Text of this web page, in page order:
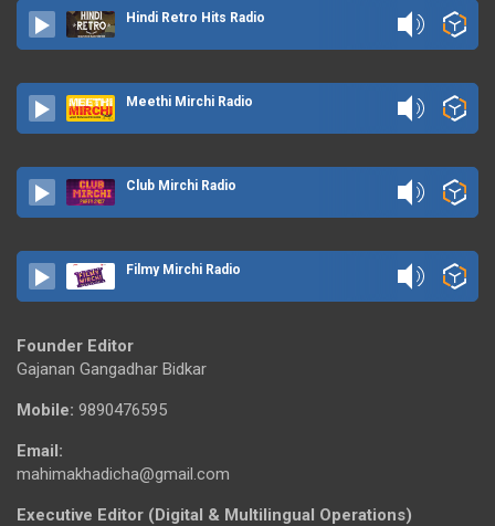
Hindi Retro Hits Radio
Meethi Mirchi Radio
Club Mirchi Radio
Filmy Mirchi Radio
Founder Editor
Gajanan Gangadhar Bidkar
Mobile: 9890476595
Email:
mahimakhadicha@gmail.com
Executive Editor (Digital & Multilingual Operations)